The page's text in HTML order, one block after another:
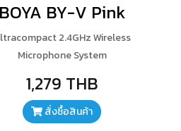
BY-V Pink
2.4GHz Wireless
Microphone System
1,279 THB
สั่งซื้อสินค้า